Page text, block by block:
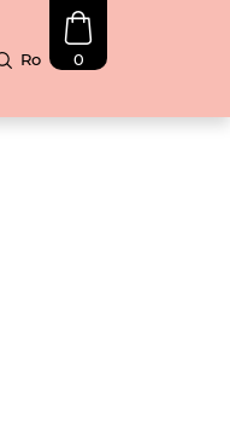
Ro 0